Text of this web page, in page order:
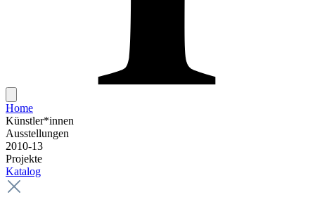
Home
Künstler*innen
Ausstellungen
2010-13
Projekte
Katalog